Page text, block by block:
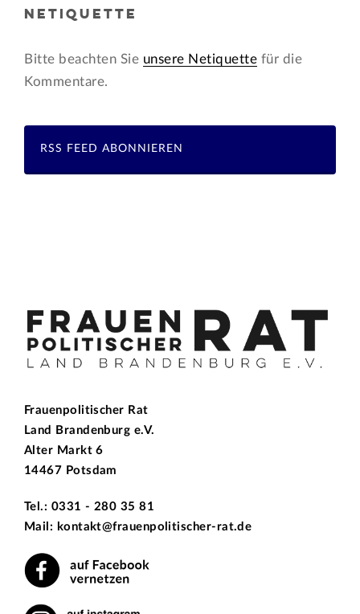
NETIQUETTE
Bitte beachten Sie unsere Netiquette für die
Kommentare.
RSS FEED ABONNIEREN
Frauenpolitischer Rat
Land Brandenburg e.V.
Alter Markt 6
14467 Potsdam
Tel.: 0331 - 280 35 81
Mail: kontakt@frauenpolitischer-rat.de